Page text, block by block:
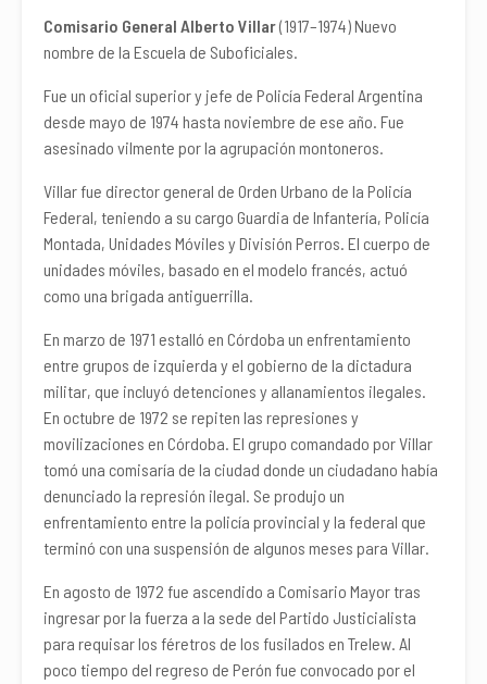
Comisario General Alberto Villar(1917–1974) Nuevo
nombre de la Escuela de Suboficiales.
Fue un oficial superior y jefe de Policía Federal Argentina
desde mayo de 1974 hasta noviembre de ese año. Fue
asesinado vilmente por la agrupación montoneros.
Villar fue director general de Orden Urbano de la Policía
Federal, teniendo a su cargo Guardia de Infantería, Policía
Montada, Unidades Móviles y División Perros. El cuerpo de
unidades móviles, basado en el modelo francés, actuó
como una brigada antiguerrilla.
En marzo de 1971 estalló en Córdoba un enfrentamiento
entre grupos de izquierda y el gobierno de la dictadura
militar, que incluyó detenciones y allanamientos ilegales.
En octubre de 1972 se repiten las represiones y
movilizaciones en Córdoba. El grupo comandado por Villar
tomó una comisaría de la ciudad donde un ciudadano había
denunciado la represión ilegal. Se produjo un
enfrentamiento entre la policía provincial y la federal que
terminó con una suspensión de algunos meses para Villar.
En agosto de 1972 fue ascendido a Comisario Mayor tras
ingresar por la fuerza a la sede del Partido Justicialista
para requisar los féretros de los fusilados en Trelew. Al
poco tiempo del regreso de Perón fue convocado por el